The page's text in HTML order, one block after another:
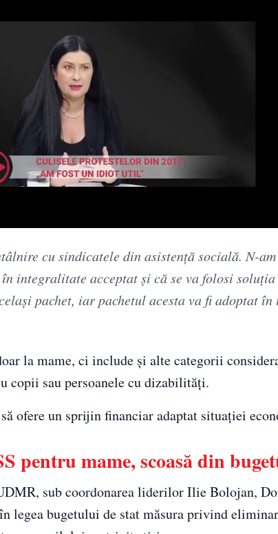
cu sindicatele din asistență socială. N-
integralitate acceptat și că se va folosi
pachet, iar pachetul acesta va fi adoptat
la mame, ci include și alte categorii
copii sau persoanele cu dizabilități.
ofere un sprijin financiar adaptat situației
pentru mame, scoasă din
sub coordonarea liderilor Ilie Bolojan,
legea bugetului de stat măsura privind